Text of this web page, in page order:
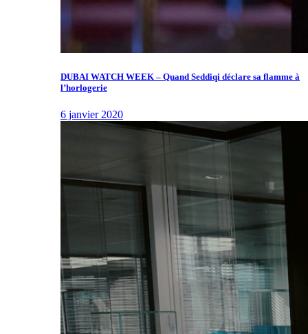
DUBAI WATCH WEEK – Quand Seddiqi déclare sa flamme à
l’horlogerie
6 janvier 2020